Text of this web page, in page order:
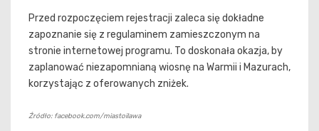
Przed rozpoczęciem rejestracji zaleca się dokładne
zapoznanie się z regulaminem zamieszczonym na
stronie internetowej programu. To doskonała okazja, by
zaplanować niezapomnianą wiosnę na Warmii i Mazurach,
korzystając z oferowanych zniżek.
Źródło: facebook.com/miastoilawa